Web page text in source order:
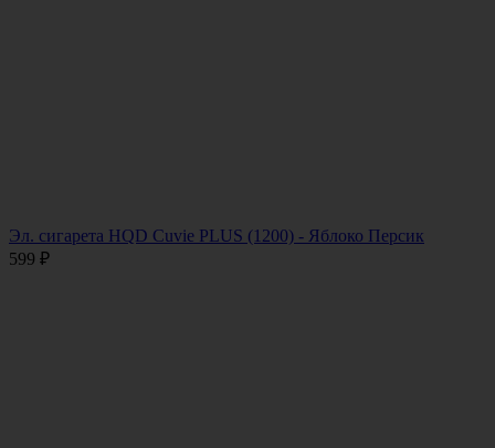
Эл. сигарета HQD Cuvie PLUS (1200) - Яблоко Персик
599 ₽